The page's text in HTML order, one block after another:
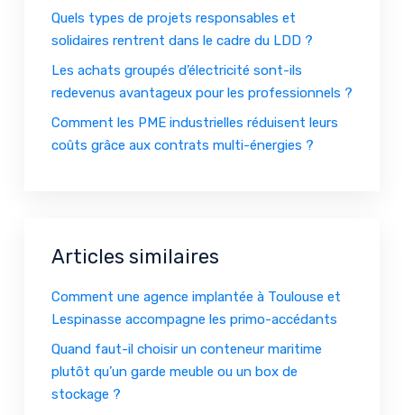
Quels types de projets responsables et
solidaires rentrent dans le cadre du LDD ?
Les achats groupés d’électricité sont-ils
redevenus avantageux pour les professionnels ?
Comment les PME industrielles réduisent leurs
coûts grâce aux contrats multi-énergies ?
Articles similaires
Comment une agence implantée à Toulouse et
Lespinasse accompagne les primo-accédants
Quand faut-il choisir un conteneur maritime
plutôt qu’un garde meuble ou un box de
stockage ?